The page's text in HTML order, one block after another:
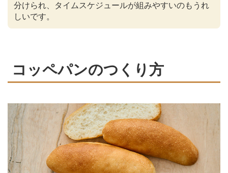
分けられ、タイムスケジュールが組みやすいのもうれ
しいです。
コッペパンのつくり方